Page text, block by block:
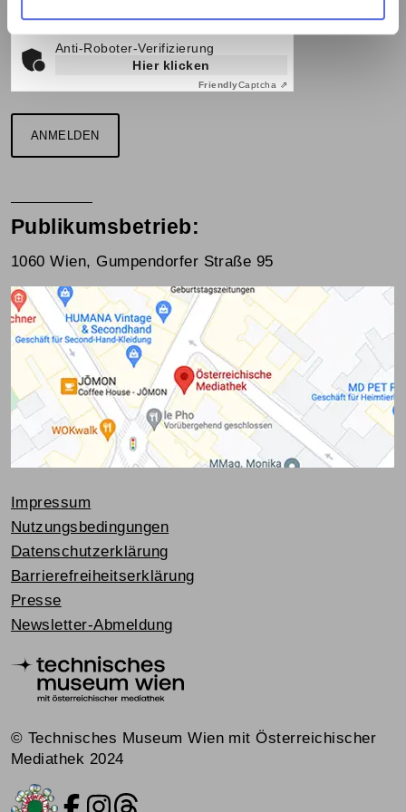
Datenschutzgelesen und stimme zu.
Anti-Roboter-Verifizierung
Hier klicken
FriendlyCaptcha ⇗
ANMELDEN
Publikumsbetrieb:
1060 Wien, Gumpendorfer Straße 95
Impressum
Nutzungsbedingungen
Datenschutzerklärung
Barrierefreiheitserklärung
Presse
Newsletter-Abmeldung
© Technisches Museum Wien mit Österreichischer
Mediathek 2024